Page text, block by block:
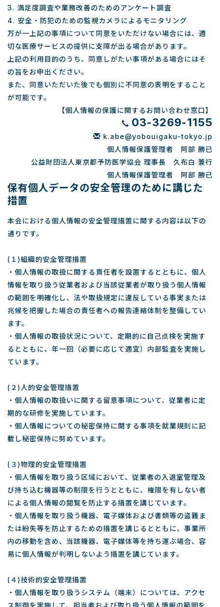
3. 満足度調査や業務改善のためのアンケート調査
4. 安全・防犯のための監視カメラによるモニタリング
万が一上記の事項について同意をいただけない場合には、適
切な医療サービスの提供に支障が出る場合があります。
上記の利用目的のうち、同意しがたい事項がある場合にはそ
の旨をお申出ください。
また、同意いただいた後でも個別に不同意の表明をすること
が可能です。
【個人情報の保護に関するお問い合わせ窓口】
03-3269-1155
k.abe@yobouigaku-tokyo.jp
個人情報保護管理者 阿部 勝已
公益財団法人東京都予防医学協会 理事長 久布白 兼行
個人情報保護管理者 阿部 勝已
保有個人データの安全管理のために講じた
措置
本会における個人情報の安全管理措置に関する内容は以下の
通りです。
(１)組織的安全管理措置
・個人情報の取扱に関する責任者を設置するとともに、個人
情報を取り扱う従業者および当該従業者が取り扱う個人情報
の範囲を明確化し、法や取扱規定に違反している事実または
兆候を把握した場合の責任者への報告連絡体制を整備してい
ます。
・個人情報の取扱状況について、定期的に自己点検を実施す
るとともに、年一回（必要に応じて適宜）内部監査を実施し
ています。
(２)人的安全管理措置
・個人情報の取扱いに関する留意事項について、従業者に定
期的な研修を実施しています。
・個人情報についての秘密保持に関する事項を就業規則に記
載し秘密保持に努めています。
(３)物理的安全管理措置
・個人情報を取り扱う区域において、従業者の入退室管理及
び持ち込む機器等の制限を行うとともに、権限を有しない者
による個人情報の閲覧を防止する措置を講じています。
・個人情報を取り扱う機器、電子媒体および書類等の盗難ま
たは紛失等を防止するための措置を講じるとともに、事業所
内の移動を含め、当該機器、電子媒体等を持ち運ぶ場合、容
易に個人情報が判明しないよう措置を講じています。
(４)技術的安全管理措置
・個人情報を取り扱うシステム（端末）については、アクセ
ス制御を実施して、担当者および取り扱う個人情報の範囲を